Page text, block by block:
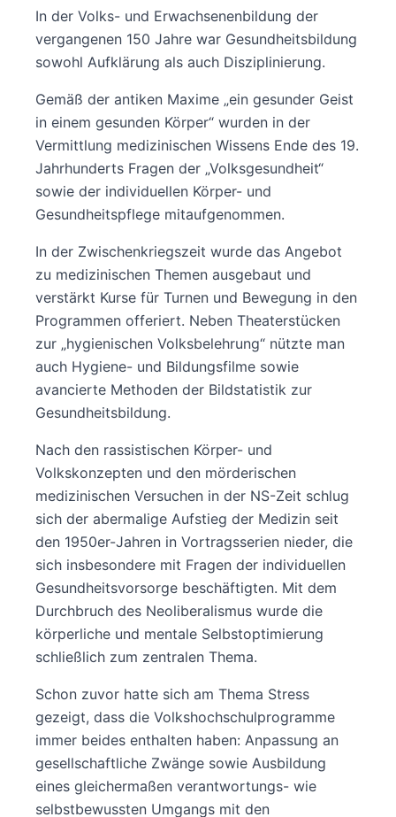
In der Volks- und Erwachsenenbildung der
vergangenen 150 Jahre war Gesundheitsbildung
sowohl Aufklärung als auch Disziplinierung.
Gemäß der antiken Maxime „ein gesunder Geist
in einem gesunden Körper“ wurden in der
Vermittlung medizinischen Wissens Ende des 19.
Jahrhunderts Fragen der „Volksgesundheit“
sowie der individuellen Körper- und
Gesundheitspflege mitaufgenommen.
In der Zwischenkriegszeit wurde das Angebot
zu medizinischen Themen ausgebaut und
verstärkt Kurse für Turnen und Bewegung in den
Programmen offeriert. Neben Theaterstücken
zur „hygienischen Volksbelehrung“ nützte man
auch Hygiene- und Bildungsfilme sowie
avancierte Methoden der Bildstatistik zur
Gesundheitsbildung.
Nach den rassistischen Körper- und
Volkskonzepten und den mörderischen
medizinischen Versuchen in der NS-Zeit schlug
sich der abermalige Aufstieg der Medizin seit
den 1950er-Jahren in Vortragsserien nieder, die
sich insbesondere mit Fragen der individuellen
Gesundheitsvorsorge beschäftigten. Mit dem
Durchbruch des Neoliberalismus wurde die
körperliche und mentale Selbstoptimierung
schließlich zum zentralen Thema.
Schon zuvor hatte sich am Thema Stress
gezeigt, dass die Volkshochschulprogramme
immer beides enthalten haben: Anpassung an
gesellschaftliche Zwänge sowie Ausbildung
eines gleichermaßen verantwortungs- wie
selbstbewussten Umgangs mit den